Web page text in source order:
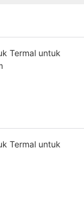
Termal untuk
Termal untuk